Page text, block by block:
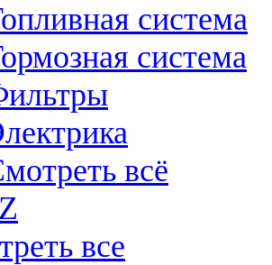
система
система
всё
все